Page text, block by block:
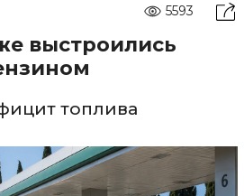
5593
выстроились
топлива